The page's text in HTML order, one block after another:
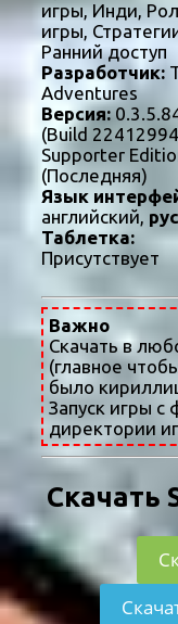
игры, Инди,
игры,
Ранний доступ
Разработчик:
Adventures
Версия:
(Build
Supporter
(Последняя)
Язык
английский,
Таблетка:
Присутствует
Важно
Скачать в
(главное
было
Запуск игры с
директории
Скачать